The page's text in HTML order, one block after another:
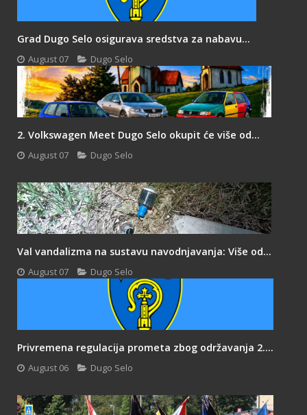
Grad Dugo Selo osigurava sredstva za nabavu...
August 07 Dugo Selo
2. Volkswagen Meet Dugo Selo okupit će više od...
August 07 Dugo Selo
Val vandalizma na sustavu navodnjavanja: Više od...
August 07 Dugo Selo
Privremena regulacija prometa zbog održavanja 2....
August 06 Dugo Selo